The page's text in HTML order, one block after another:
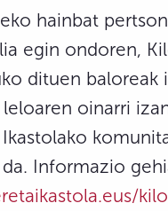
hainbat
egin ondoren,
dituen baloreak
oinarri
Informazio